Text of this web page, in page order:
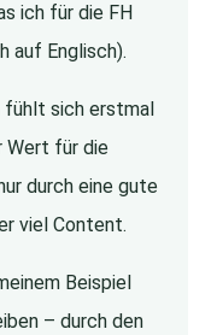
ich für die FH
auf Englisch).
sich erstmal
Wert für die
durch eine gute
viel Content.
Beispiel
– durch den